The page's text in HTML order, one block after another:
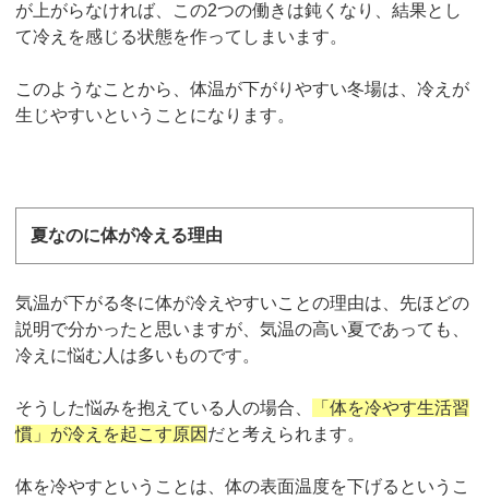
が上がらなければ、この2つの働きは鈍くなり、結果とし
て冷えを感じる状態を作ってしまいます。
このようなことから、体温が下がりやすい冬場は、冷えが
生じやすいということになります。
夏なのに体が冷える理由
気温が下がる冬に体が冷えやすいことの理由は、先ほどの
説明で分かったと思いますが、気温の高い夏であっても、
冷えに悩む人は多いものです。
そうした悩みを抱えている人の場合、
「体を冷やす生活習
慣」が冷えを起こす原因 だと考えられます。
体を冷やすということは、体の表面温度を下げるというこ